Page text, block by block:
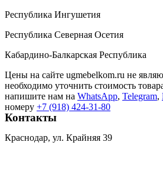
Республика Ингушетия
Республика Северная Осетия
Кабардино-Балкарская Республика
Цены на сайте ugmebelkom.ru не
необходимо уточнить стоимость
напишите нам на WhatsApp, Telegram,
номеру +7 (918) 424-31-80
Контакты
Краснодар, ул. Крайняя 39